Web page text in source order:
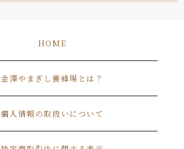
HOME
金澤やまぎし養蜂場とは？
個人情報の取扱いについて